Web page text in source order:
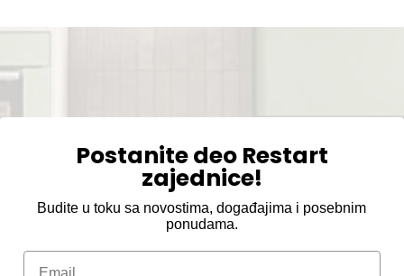
Postanite deo Restart
zajednice!
Budite u toku sa novostima, događajima i posebnim
ponudama.
Email